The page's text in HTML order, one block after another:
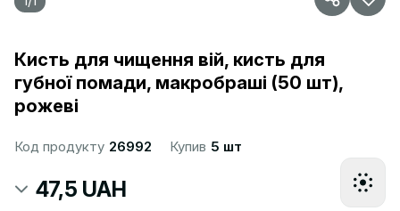
Кисть для чищення вій, кисть для
губної помади, макробраші (50 шт),
рожеві
Код продукту 26992 Купив 5 шт
47,5 UAH